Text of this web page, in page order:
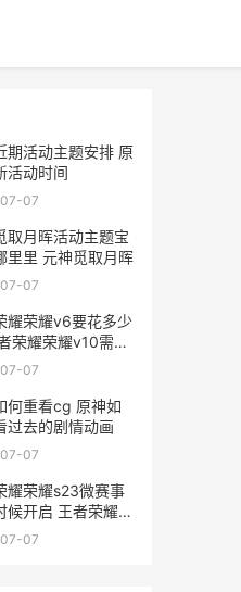
期活动主题安排 原
活动时间
07
取月晖活动主题宝
里里 元神觅取月晖
07
耀荣耀v6要花多少
荣耀荣耀v10需要
钱才能达到
07
何重看cg 原神如
过去的剧情动画
07
耀荣耀s23微赛事
候开启 王者荣耀荣
怎么修改别的地区
07